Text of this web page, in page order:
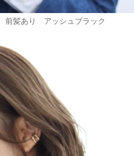
髪あり アッシュブラック